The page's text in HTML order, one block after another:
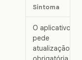
Sintoma
O aplicativo
pede
atualização